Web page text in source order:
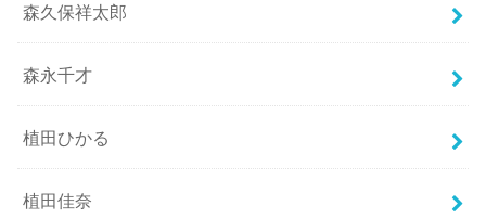
森久保祥太郎
森永千才
植田ひかる
植田佳奈